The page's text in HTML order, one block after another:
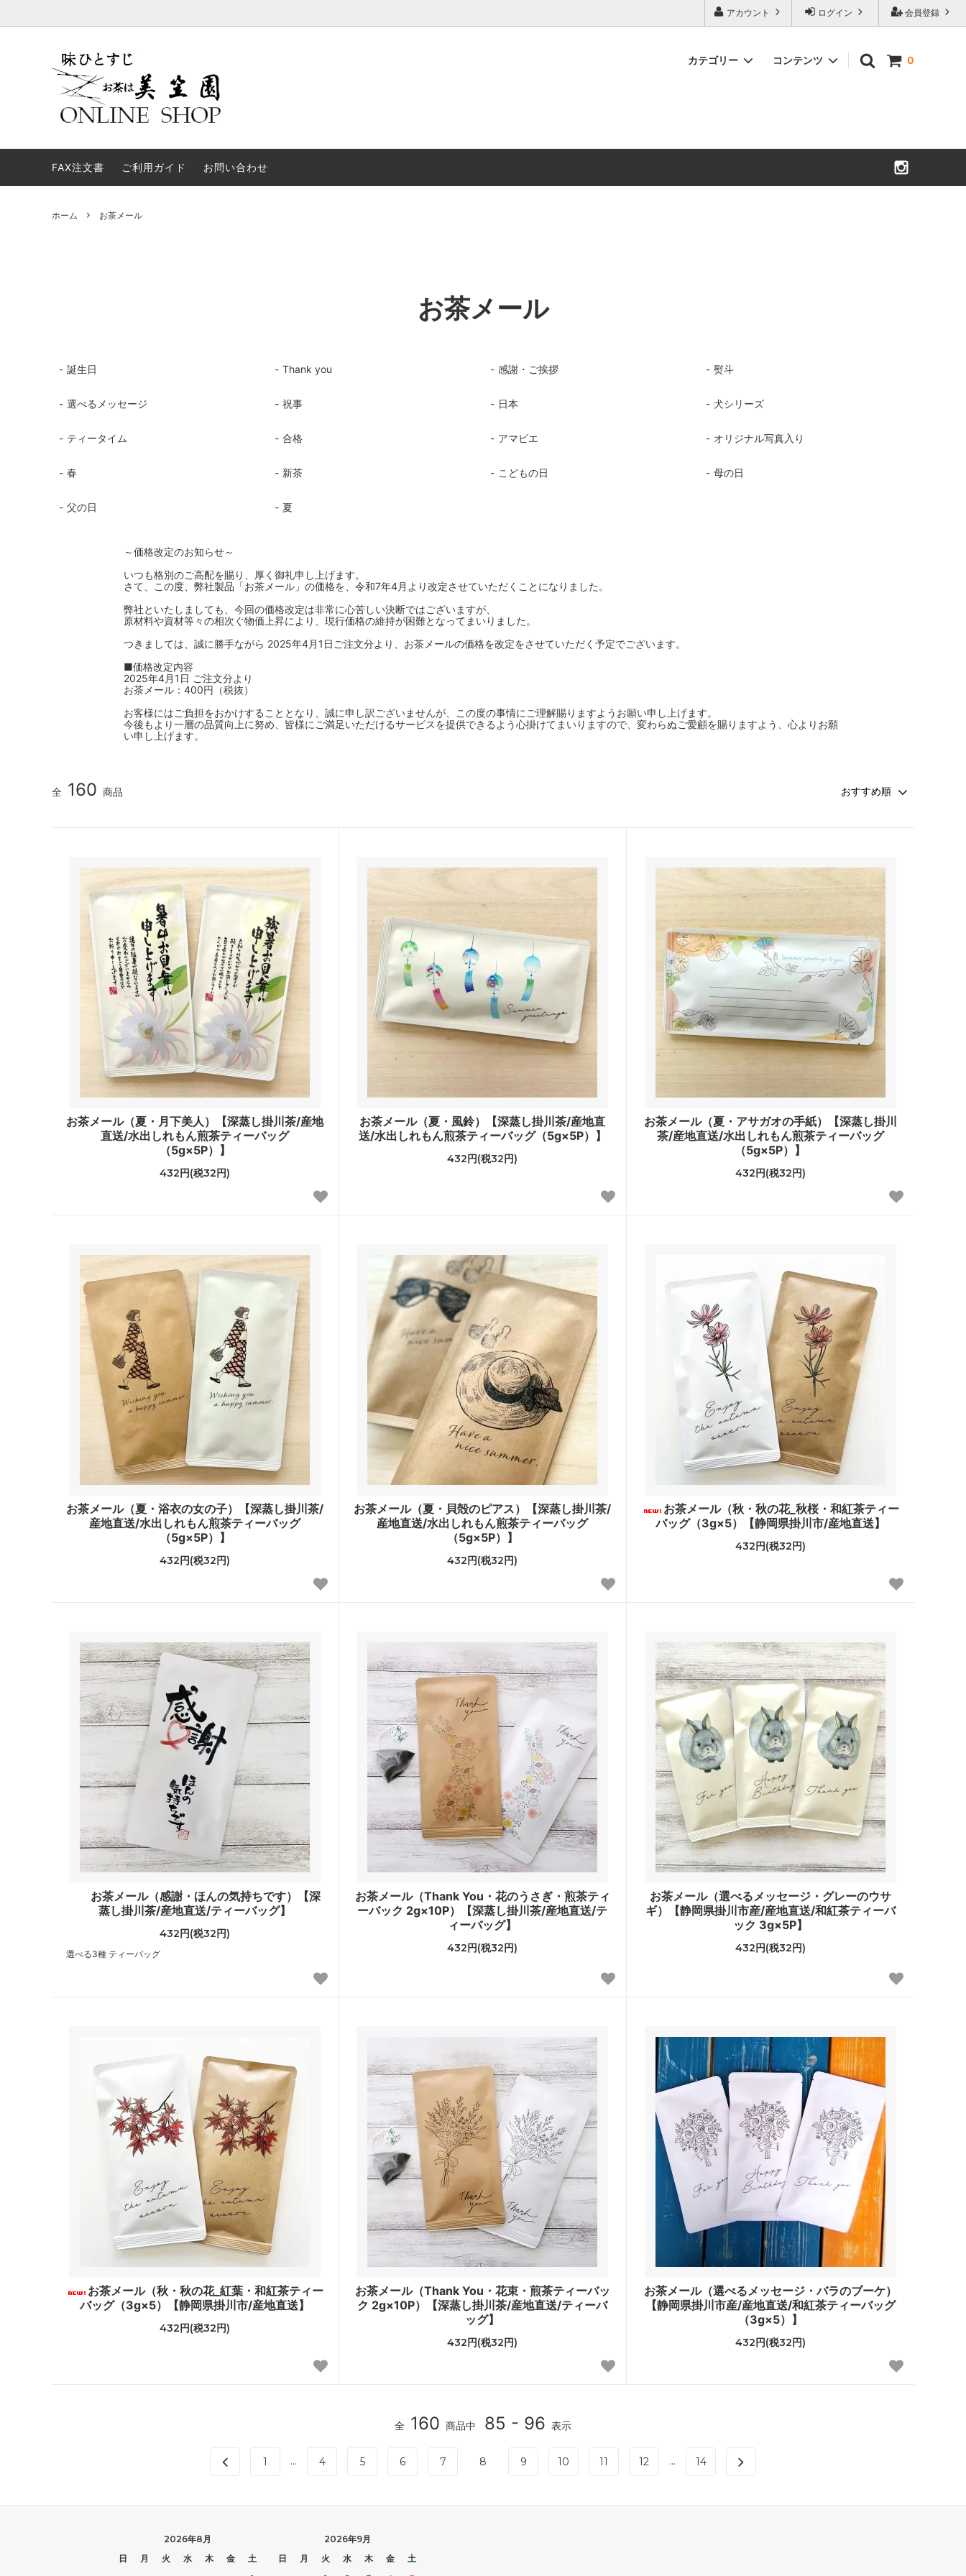
会員登録
ログイン
アカウント
0
カテゴリー
お試しセット
業務用
コンテンツ
進物用途について
FAX注文書 ご利用ガイド お問い合わせ
ホーム お茶メール
お茶メール
誕生日 Thank you 感謝・ご挨拶 熨斗
選べるメッセージ 祝事 日本 犬シリーズ
ティータイム 合格 アマビエ オリジナル写真入り
春 新茶 こどもの日 母の日
父の日 夏
～価格改定のお知らせ～
いつも格別のご高配を賜り、厚く御礼申し上げます。
さて、この度、弊社製品「お茶メール」の価格を、令和7年4月より改定させていただくことになりました。
弊社といたしましても、今回の価格改定は非常に心苦しい決断ではございますが、
原材料や資材等々の相次ぐ物価上昇により、現行価格の維持が困難となってまいりました。
つきましては、誠に勝手ながら 2025年4月1日ご注文分より、お茶メールの価格を改定をさせていただく予定でございます。
■価格改定内容
2025年4月1日 ご注文分より
お茶メール：400円（税抜）
お客様にはご負担をおかけすることとなり、誠に申し訳ございませんが、この度の事情にご理解賜りますようお願い申し上げます。
今後もより一層の品質向上に努め、皆様にご満足いただけるサービスを提供できるよう心掛けてまいりますので、変わらぬご愛顧を賜りますよう、心よりお願
い申し上げます。
全 160 商品
お茶メール（夏・月下美人）【深蒸し掛川茶/産地
直送/水出しれもん煎茶ティーバッグ
（5g×5P）】
432円(税32円)
お茶メール（夏・風鈴）【深蒸し掛川茶/産地直
送/水出しれもん煎茶ティーバッグ（5g×5P）】
432円(税32円)
お茶メール（夏・アサガオの手紙）【深蒸し掛川
茶/産地直送/水出しれもん煎茶ティーバッグ
（5g×5P）】
432円(税32円)
お茶メール（夏・浴衣の女の子）【深蒸し掛川茶/
産地直送/水出しれもん煎茶ティーバッグ
（5g×5P）】
432円(税32円)
お茶メール（夏・貝殻のピアス）【深蒸し掛川茶/
産地直送/水出しれもん煎茶ティーバッグ
（5g×5P）】
432円(税32円)
お茶メール（秋・秋の花_秋桜・和紅茶ティー
バッグ（3g×5）【静岡県掛川市/産地直送】
432円(税32円)
お茶メール（感謝・ほんの気持ちです）【深
蒸し掛川茶/産地直送/ティーバッグ】
432円(税32円)
選べる3種 ティーバッグ
お茶メール（Thank You・花のうさぎ・煎茶ティ
ーバック 2g×10P）【深蒸し掛川茶/産地直送/テ
ィーバッグ】
432円(税32円)
お茶メール（選べるメッセージ・グレーのウサ
ギ）【静岡県掛川市産/産地直送/和紅茶ティーバ
ック 3g×5P】
432円(税32円)
お茶メール（秋・秋の花_紅葉・和紅茶ティー
バッグ（3g×5）【静岡県掛川市/産地直送】
432円(税32円)
お茶メール（Thank You・花束・煎茶ティーバッ
ク 2g×10P）【深蒸し掛川茶/産地直送/ティーバ
ッグ】
432円(税32円)
お茶メール（選べるメッセージ・バラのブーケ）
【静岡県掛川市産/産地直送/和紅茶ティーバッグ
（3g×5）】
432円(税32円)
全 160 商品中 85 - 96 表示
1 ... 4 5 6 7 8 9 10 11 12 ... 14
2026年8月
日
月 火 水 木 金
土
2026年9月
日
月 火 水 木 金
土